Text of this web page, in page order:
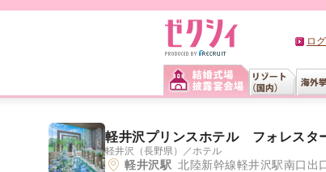
ロ
軽井沢プリンスホテル フォレスタ
軽井沢（長野県） ／ ホテル
軽井沢駅 北陸新幹線軽井沢駅南口出